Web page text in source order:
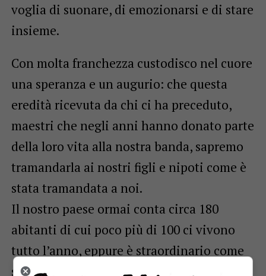
voglia di suonare, di emozionarsi e di stare
insieme.
Con molta franchezza custodisco nel cuore
una speranza e un augurio: che questa
eredità ricevuta da chi ci ha preceduto,
maestri che negli anni hanno donato parte
della loro vita alla nostra banda, sapremo
tramandarla ai nostri figli e nipoti come è
stata tramandata a noi.
Il nostro paese ormai conta circa 180
abitanti di cui poco più di 100 ci vivono
tutto l’anno, eppure è straordinario come
si sia potuta mantenere in vita una banda